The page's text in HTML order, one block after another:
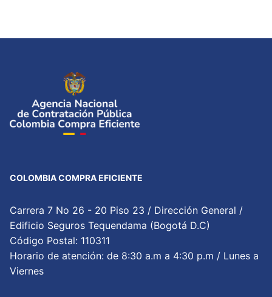
COLOMBIA COMPRA EFICIENTE
Carrera 7 No 26 - 20 Piso 23 / Dirección General /
Edificio Seguros Tequendama (Bogotá D.C)
Código Postal: 110311
Horario de atención: de 8:30 a.m a 4:30 p.m / Lunes a
Viernes